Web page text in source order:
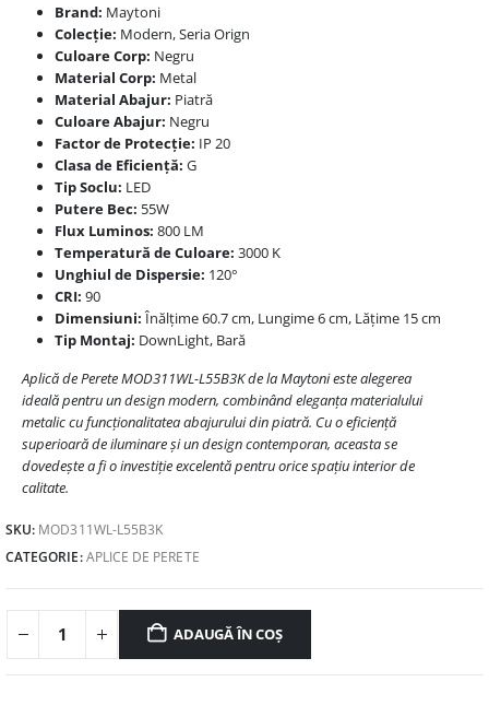
Brand: Maytoni
Colecție: Modern, Seria Orign
Culoare Corp: Negru
Material Corp: Metal
Material Abajur: Piatră
Culoare Abajur: Negru
Factor de Protecție: IP 20
Clasa de Eficiență: G
Tip Soclu: LED
Putere Bec: 55W
Flux Luminos: 800 LM
Temperatură de Culoare: 3000 K
Unghiul de Dispersie: 120°
CRI: 90
Dimensiuni: Înălțime 60.7 cm, Lungime 6 cm, Lățime 15 cm
Tip Montaj: DownLight, Bară
Aplică de Perete MOD311WL-L55B3K de la Maytoni este alegerea
ideală pentru un design modern, combinând eleganța materialului
metalic cu funcționalitatea abajurului din piatră. Cu o eficiență
superioară de iluminare și un design contemporan, aceasta se
dovedește a fi o investiție excelentă pentru orice spațiu interior de
calitate.
SKU: MOD311WL-L55B3K
CATEGORIE:APLICE DE PERETE
ADAUGĂ ÎN COȘ